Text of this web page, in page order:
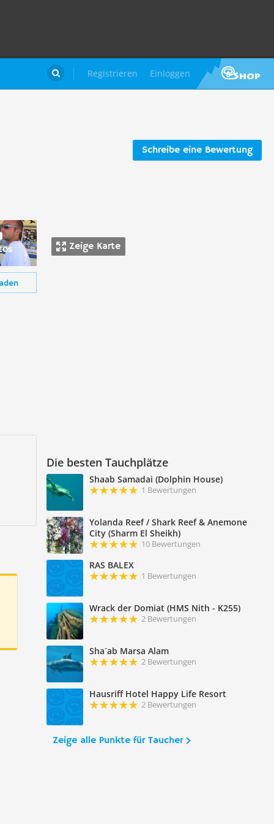
Registrieren Einloggen

Schreibe eine Bewertung
Zeige Karte
Die besten Tauchplätze
Shaab Samadai (Dolphin House)
1 Bewertungen
Yolanda Reef / Shark Reef & Anemone
City (Sharm El Sheikh)
10 Bewertungen
RAS BALEX
1 Bewertungen
Wrack der Domiat (HMS Nith - K255)
2 Bewertungen
Sha´ab Marsa Alam
2 Bewertungen
Hausriff Hotel Happy Life Resort
2 Bewertungen
Zeige alle Punkte für Taucher